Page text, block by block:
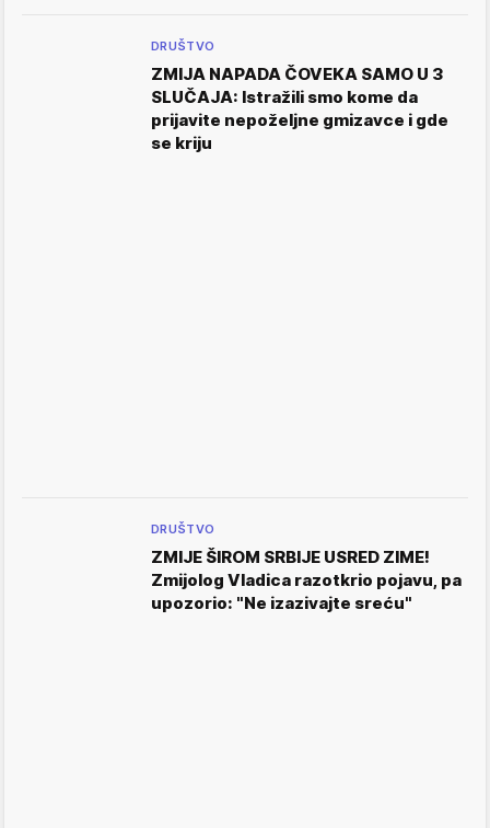
DRUŠTVO
ZMIJA NAPADA ČOVEKA SAMO U 3
SLUČAJA: Istražili smo kome da
prijavite nepoželjne gmizavce i gde
se kriju
DRUŠTVO
ZMIJE ŠIROM SRBIJE USRED ZIME!
Zmijolog Vladica razotkrio pojavu, pa
upozorio: "Ne izazivajte sreću"